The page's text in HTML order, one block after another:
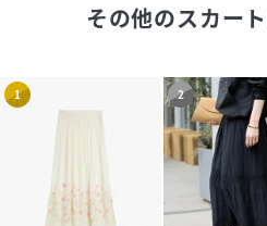
その他のスカート
1 2